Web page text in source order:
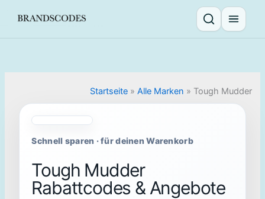
Suche öffnen
Menü
Startseite» Alle Marken » Tough Mudder
Schnell sparen · für deinen Warenkorb
Tough Mudder
Rabattcodes & Angebote